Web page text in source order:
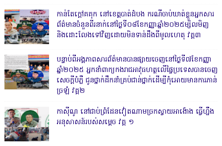
កាន់តែក្តៅគគុក នៅខេត្តបាត់ដំបង ករណីចាប់ឃាត់ខ្លួនអ្នកសារ
ព័ត៌មានចំនួនពីរនាក់នៅថ្ងៃទី០៨ខែកញ្ញាឆ្នាំ២០២៥ម្សិលមិញ
និងដោះលែងទៅវិញដោយមិនទាន់ដឹងពីមូលហេតុ វគ្គ៣
បន្ទាប់ពីអង្គភាពសារព័ត៌មានបានផ្សាយចេញនៅថ្ងៃទី៧ខែកញ្ញា
ឆ្នាំ២០២៥ អ្នកនាំពាក្យកងរាជអាវុធហត្ថលើផ្ទៃប្រទេសបានចេញ
សេចក្តីបំភ្លឺ ជូនថ្នាក់ដឹកនាំគ្រប់ជាន់ថ្នាក់ដើម្បីកុំអោយមានការភាន់
ច្រឡំ វគ្គ២
កាសុីណូ នៅជាប់ព្រំដែនវៀតណាមច្រកស្វាយអាង៉ោង ធ្វើហ្នឹង
អនុសាសន៍របស់សម្ដេច វគ្គ ១